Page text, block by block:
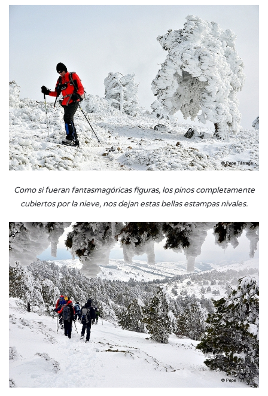
Como si fueran fantasmagóricas figuras, los pinos completamente
cubiertos por la nieve, nos dejan estas bellas estampas nivales.